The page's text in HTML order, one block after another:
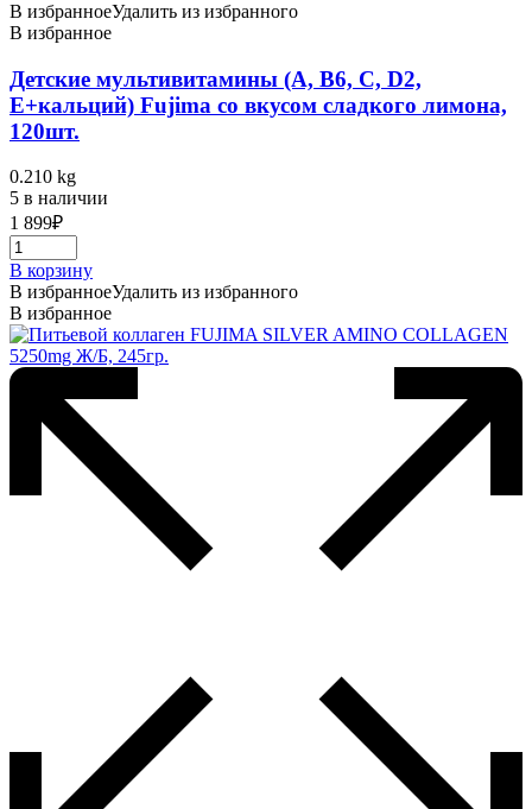
В избранноеУдалить из избранного
В избранное
Детские мультивитамины (A, B6, C, D2,
E+кальций) Fujima со вкусом сладкого лимона,
120шт.
0.210 kg
5 в наличии
1 899₽
В корзину
В избранноеУдалить из избранного
В избранное